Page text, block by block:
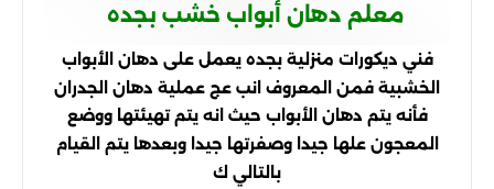
معلم دهان أبواب خشب بجده
فني ديكورات منزلية بجده يعمل على دهان الأبواب
الخشبية فمن المعروف انب عج عملية دهان الجدران
فأنه يتم دهان الأبواب حيث انه يتم تهيئتها ووضع
المعجون علها جيدا وصفرتها جيدا وبعدها يتم القيام
بالتالي ك